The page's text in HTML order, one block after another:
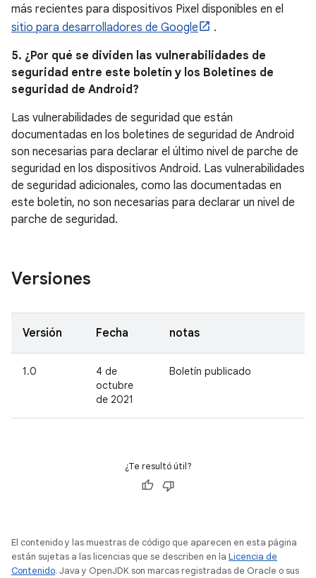
más recientes para dispositivos Pixel disponibles en el
sitio para desarrolladores de Google
.
5. ¿Por qué se dividen las vulnerabilidades de
seguridad entre este boletín y los Boletines de
seguridad de Android?
Las vulnerabilidades de seguridad que están
documentadas en los boletines de seguridad de Android
son necesarias para declarar el último nivel de parche de
seguridad en los dispositivos Android. Las vulnerabilidades
de seguridad adicionales, como las documentadas en
este boletín, no son necesarias para declarar un nivel de
parche de seguridad.
Versiones
Versión Fecha notas
1.0
4 de
octubre
de 2021
Boletín publicado
¿Te resultó útil?
El contenido y las muestras de código que aparecen en esta página
están sujetas a las licencias que se describen en la Licencia de
Contenido. Java y OpenJDK son marcas registradas de Oracle o sus